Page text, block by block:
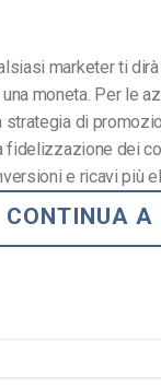
marketer ti
una moneta. Per le
strategia di
fidelizzazione dei
e ricavi più
CONTINUA A